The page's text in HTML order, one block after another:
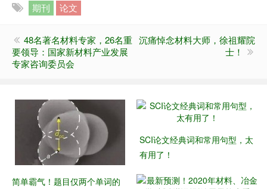
期刊 论文
48名著名材料专家，26名重
要领导：国家新材料产业发展
专家咨询委员会
沉痛悼念材料大师，徐祖耀院
士！
简单霸气！题目仅两个单词的
SCI论文经典词和常用句型，太
有用了！